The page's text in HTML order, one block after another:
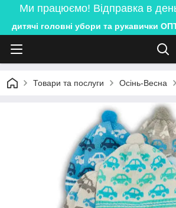
Ми працюємо! Відправка в
дитячі головні убори та рукавички
Товари та послуги Осінь-Весна